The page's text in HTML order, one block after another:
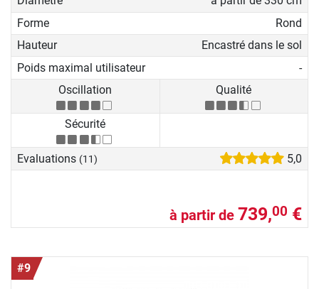
Forme
Rond
Hauteur
Encastré dans le sol
Poids maximal utilisateur
-
Oscillation
Qualité
Sécurité
Evaluations (11) 5,0
à partir de 739,00 €
#9